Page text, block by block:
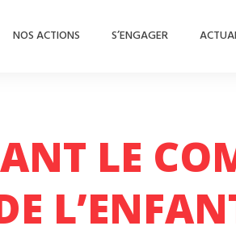
NOS ACTIONS S’ENGAGER
LE